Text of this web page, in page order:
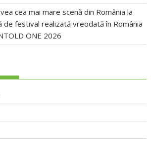
cea mai mare scenă din România la
de festival realizată vreodată în România
ONE 2026